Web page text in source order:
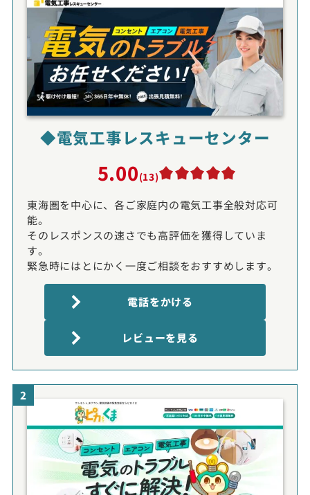
◆電気工事レスキューセンター
5.00(13)
東海圏を中心に、各ご家庭内の電気工事全般対応可
能。
そのレスポンスの速さでも高評価を獲得していま
す。
緊急時にはとにかく一度ご相談をおすすめします。
電話をかける
レビューを見る
2